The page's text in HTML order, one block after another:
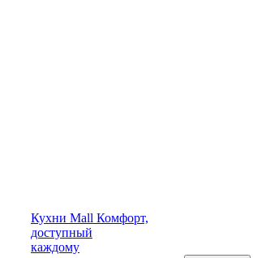
Кухни Mall Комфорт,
доступный
каждому